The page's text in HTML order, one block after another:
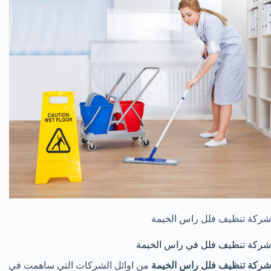
شركة تنظيف فلل راس الخيمة
شركة تنظيف فلل في راس الخيمة
شركة تنظيف فلل راس الخيمة من اوائل الشركات التي ساهمت في